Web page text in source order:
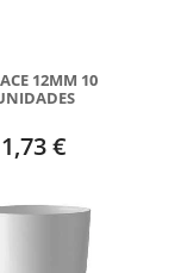
12MM 10
1,73 €